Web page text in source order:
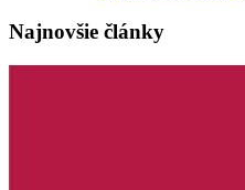
Najnovšie články